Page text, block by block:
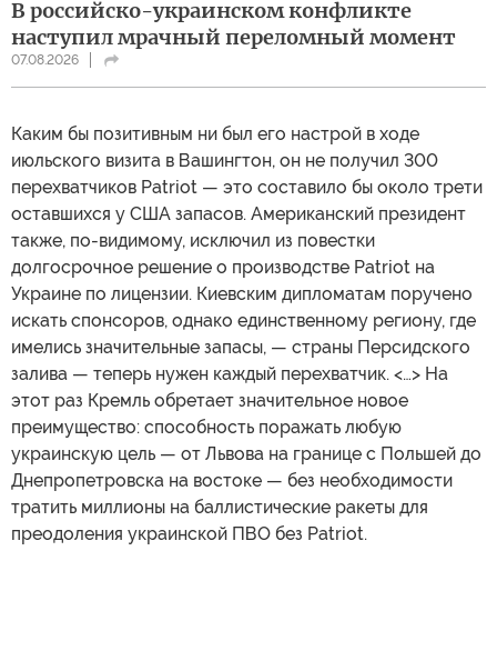
В российско-украинском конфликте
наступил мрачный переломный момент
07.08.2026
Каким бы позитивным ни был его настрой в ходе
июльского визита в Вашингтон, он не получил 300
перехватчиков Patriot — это составило бы около трети
оставшихся у США запасов. Американский президент
также, по-видимому, исключил из повестки
долгосрочное решение о производстве Patriot на
Украине по лицензии. Киевским дипломатам поручено
искать спонсоров, однако единственному региону, где
имелись значительные запасы, — страны Персидского
залива — теперь нужен каждый перехватчик. <…> На
этот раз Кремль обретает значительное новое
преимущество: способность поражать любую
украинскую цель — от Львова на границе с Польшей до
Днепропетровска на востоке — без необходимости
тратить миллионы на баллистические ракеты для
преодоления украинской ПВО без Patriot.